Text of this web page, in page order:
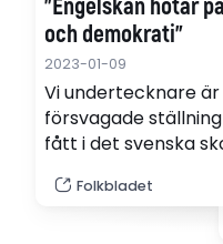
"Engelskan hotar
och demokrati"
2023-01-09
Vi undertecknare
försvagade
fått i det svenska
Folkbladet